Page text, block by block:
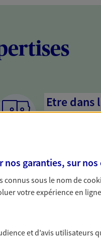
Etre
mandataires
en cas de
nos garanties, sur nos
connus sous le nom de
votre expérience en
et d’avis utilisateurs